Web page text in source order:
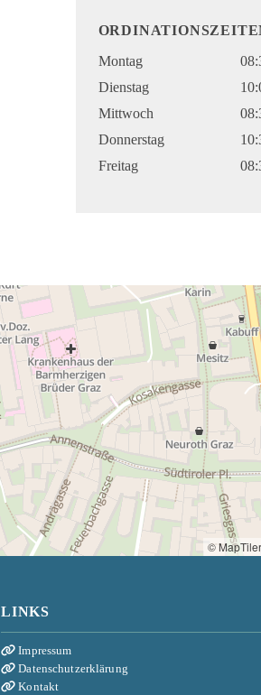
Montag
Dienstag
Mittwoch
Donnerstag
Freitag
© MapTiler
LINKS
 Impressum
 Datenschutzerklärung
 Kontakt